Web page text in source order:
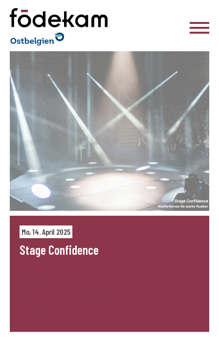
Födekam Ostbelgien
Mo, 14. April 2025
Stage Confidence